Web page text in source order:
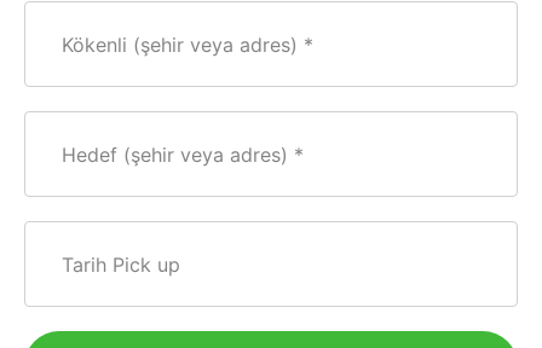
Kökenli (şehir veya adres)
Hedef (şehir veya adres)
Tarih Pick up